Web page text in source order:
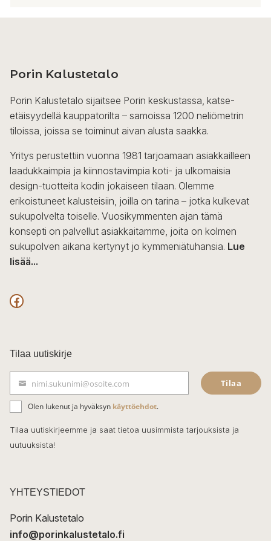
muunnelma.
tehdä
valinnat
tuotteen
sivulla.
Porin Kalustetalo
Porin Kalustetalo sijaitsee Porin keskustassa, katse-
etäisyydellä kauppatorilta – samoissa 1200 neliömetrin
tiloissa, joissa se toiminut aivan alusta saakka.
Yritys perustettiin vuonna 1981 tarjoamaan asiakkailleen
laadukkaimpia ja kiinnostavimpia koti- ja ulkomaisia
design-tuotteita kodin jokaiseen tilaan. Olemme
erikoistuneet kalusteisiin, joilla on tarina – jotka kulkevat
sukupolvelta toiselle. Vuosikymmenten ajan tämä
konsepti on palvellut asiakkaitamme, joita on kolmen
sukupolven aikana kertynyt jo kymmeniätuhansia. Lue
lisää...
F
c
e
b
o
o
k
Tilaa uutiskirje
ä
h
k
p
t
nimi.sukunimi@osoite.com Tilaa
Olen lukenut ja hyväksyn käyttöehdot.
Tilaa uutiskirjeemme ja saat tietoa uusimmista tarjouksista ja
uutuuksista!
YHTEYSTIEDOT
Porin Kalustetalo
info@porinkalustetalo.fi